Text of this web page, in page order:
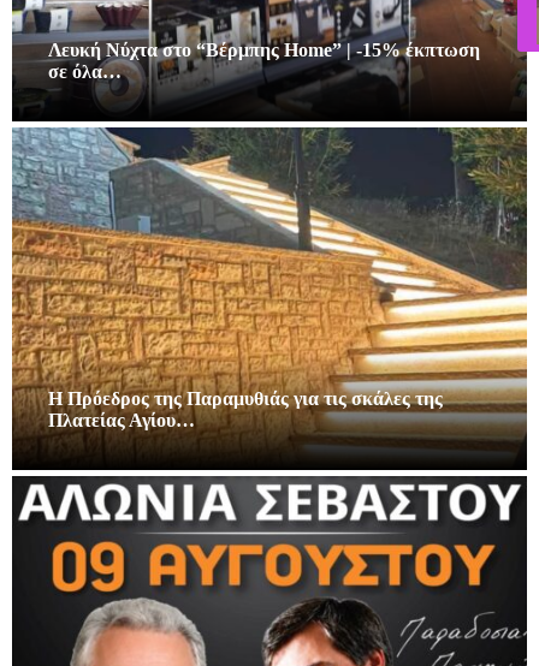
Λευκή Νύχτα στο “Βέρμπης Home” | -15% έκπτωση
σε όλα…
Η Πρόεδρος της Παραμυθιάς για τις σκάλες της
Πλατείας Αγίου…